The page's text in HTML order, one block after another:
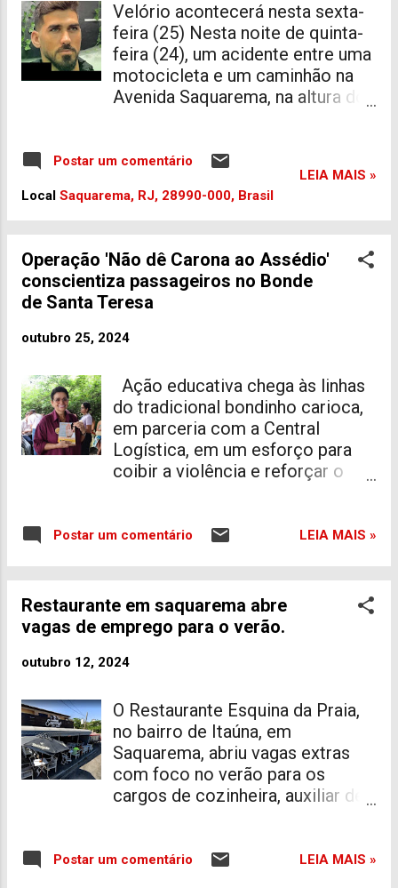
Velório acontecerá nesta sexta-
feira (25) Nesta noite de quinta-
feira (24), um acidente entre uma
motocicleta e um caminhão na
Avenida Saquarema, na altura do
identificado como Matheus
Henrique Cardoso Tavares de
Oliveira — era estudante
universitário, estava na moto e
também em Saquarema. O jovem
foi socorrido e apesar do
esforço dos profissionais, não
resistiu. Matheus era conhecido
muitos amigos e que sempre
ajudava o próximo. O seu velório
será realizado na Capela do
Cemitério de Sampaio Corrêa, às
16h30min, nesta sexta-feira (24)
Postar um comentário
Local Saquarema, RJ, 28990-000, Brasil
LEIA MAIS »
Operação 'Não dê Carona ao Assédio'
conscientiza passageiros no Bonde
de Santa Teresa
outubro 25, 2024
Ação educativa chega às linhas
do tradicional bondinho carioca,
em parceria com a Central
Logística, em um esforço para
coibir a violência e reforçar o
terminais rodoviários
estaduais e na Central do Brasil, a
"Operação Não dê Carona ao
Assédio", criada pelo Detro-RJ
para combater a violência à
mulher e reforçar a importância
chegou ao tradicional bondinho
de Santa Teresa. A intervenção
ocorreu nesta quinta-feira
(24/10), reunindo a equipe da
Ouvidoria do departamento e a
Central Logística - órgãos
Estado de Transporte e
Postar um comentário LEIA MAIS »
Restaurante em saquarema abre
vagas de emprego para o verão.
outubro 12, 2024
O Restaurante Esquina da Praia,
no bairro de Itaúna, em
Saquarema, abriu vagas extras
com foco no verão para os
cargos de cozinheira, auxiliar de
experiência para preencher a
Postar um comentário LEIA MAIS »